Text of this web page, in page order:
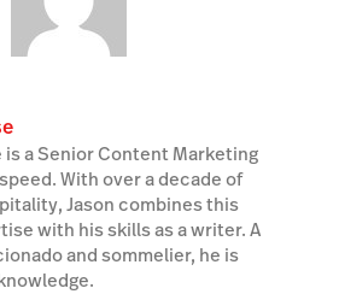
is a Senior Content Marketing
With over a decade of
Jason combines this
with his skills as a writer. A
and sommelier, he is